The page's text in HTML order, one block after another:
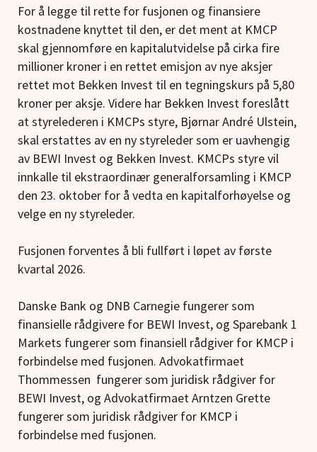
For å legge til rette for fusjonen og finansiere
kostnadene knyttet til den, er det ment at KMCP
skal gjennomføre en kapitalutvidelse på cirka fire
millioner kroner i en rettet emisjon av nye aksjer
rettet mot Bekken Invest til en tegningskurs på 5,80
kroner per aksje. Videre har Bekken Invest foreslått
at styrelederen i KMCPs styre, Bjørnar André Ulstein,
skal erstattes av en ny styreleder som er uavhengig
av BEWI Invest og Bekken Invest. KMCPs styre vil
innkalle til ekstraordinær generalforsamling i KMCP
den 23. oktober for å vedta en kapitalforhøyelse og
velge en ny styreleder.
Fusjonen forventes å bli fullført i løpet av første
kvartal 2026.
Danske Bank og DNB Carnegie fungerer som
finansielle rådgivere for BEWI Invest, og Sparebank 1
Markets fungerer som finansiell rådgiver for KMCP i
forbindelse med fusjonen. Advokatfirmaet
Thommessen fungerer som juridisk rådgiver for
BEWI Invest, og Advokatfirmaet Arntzen Grette
fungerer som juridisk rådgiver for KMCP i
forbindelse med fusjonen.